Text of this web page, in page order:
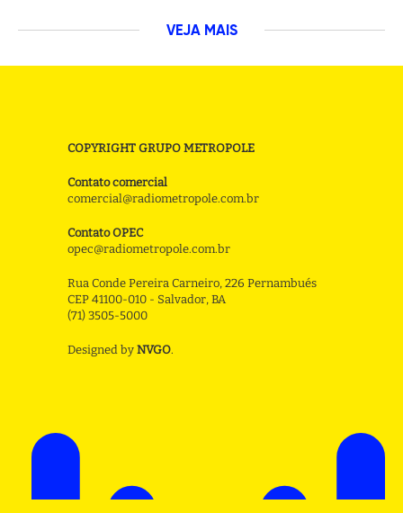
VEJA MAIS
COPYRIGHT GRUPO METROPOLE
Contato comercial
comercial@radiometropole.com.br
Contato OPEC
opec@radiometropole.com.br
Rua Conde Pereira Carneiro, 226 Pernambués
CEP 41100-010 - Salvador, BA
(71) 3505-5000
Designed by NVGO.